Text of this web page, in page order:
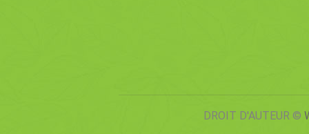
DROIT D'AUTEUR ©